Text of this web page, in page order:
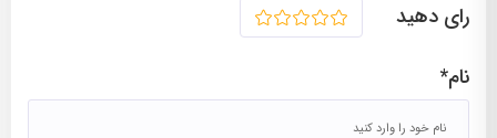
رای دهید 5
4
3
2
نام*